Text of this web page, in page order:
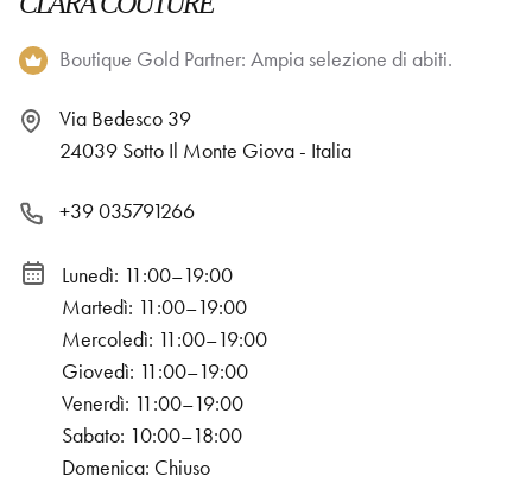
Boutique Gold Partner: Ampia selezione di abiti.
Via Bedesco 39
24039 Sotto Il Monte Giova - Italia
+39 035791266
Lunedì: 11:00–19:00
Martedì: 11:00–19:00
Mercoledì: 11:00–19:00
Giovedì: 11:00–19:00
Venerdì: 11:00–19:00
Sabato: 10:00–18:00
Domenica: Chiuso